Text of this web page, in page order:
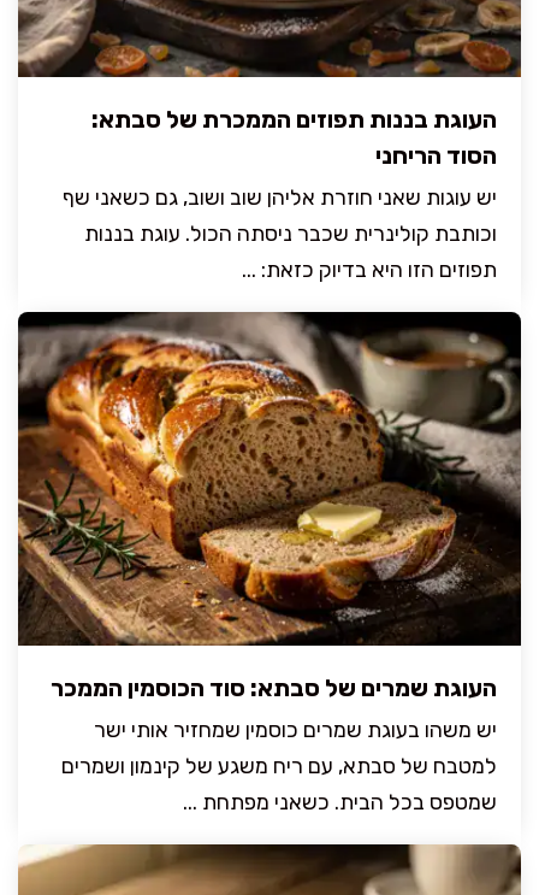
העוגת בננות תפוזים הממכרת של סבתא:
הסוד הריחני
יש עוגות שאני חוזרת אליהן שוב ושוב, גם כשאני שף
וכותבת קולינרית שכבר ניסתה הכול. עוגת בננות
תפוזים הזו היא בדיוק כזאת: ...
העוגת שמרים של סבתא: סוד הכוסמין הממכר
יש משהו בעוגת שמרים כוסמין שמחזיר אותי ישר
למטבח של סבתא, עם ריח משגע של קינמון ושמרים
שמטפס בכל הבית. כשאני מפתחת ...